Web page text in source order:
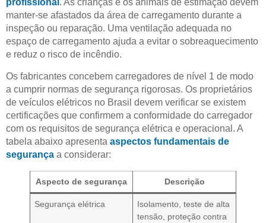
profissional . As crianças e os animais de estimação devem
manter-se afastados da área de carregamento durante a
inspeção ou reparação. Uma ventilação adequada no
espaço de carregamento ajuda a evitar o sobreaquecimento
e reduz o risco de incêndio.
Os fabricantes concebem carregadores de nível 1 de modo
a cumprir normas de segurança rigorosas. Os proprietários
de veículos elétricos no Brasil devem verificar se existem
certificações que confirmem a conformidade do carregador
com os requisitos de segurança elétrica e operacional. A
tabela abaixo apresenta aspectos fundamentais de
segurança a considerar:
Aspecto de segurança Descrição
Segurança elétrica
Isolamento, teste de alta
tensão, proteção contra